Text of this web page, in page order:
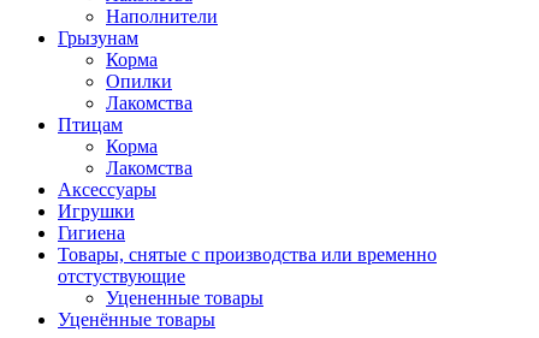
Наполнители
Грызунам
Корма
Опилки
Лакомства
Птицам
Корма
Лакомства
Аксессуары
Игрушки
Гигиена
Товары, снятые с производства или временно
отстуствующие
Уцененные товары
Уценённые товары